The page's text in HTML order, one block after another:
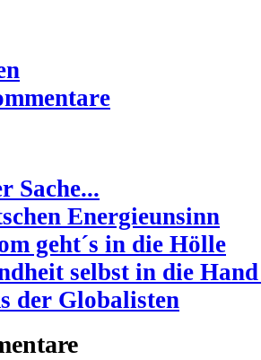
Sache...
Energieunsinn
geht´s in die Hölle
selbst in die
der Globalisten